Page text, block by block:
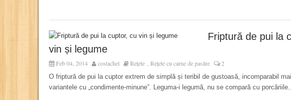
Friptură de pui la
vin și legume
Feb 04, 2014 costachel Rețete , Rețete cu carne de pasăre 2
O friptură de pui la cuptor extrem de simplă și teribil de gustoasă, incomparabil
variantele cu „condimente-minune”. Leguma-i legumă, nu se compară cu